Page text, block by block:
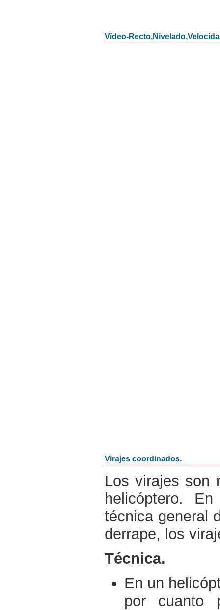
Vídeo-
Virajes coordinados.
Los virajes son
helicóptero.
técnica general
derrape, los
Técnica.
En un
por cuanto